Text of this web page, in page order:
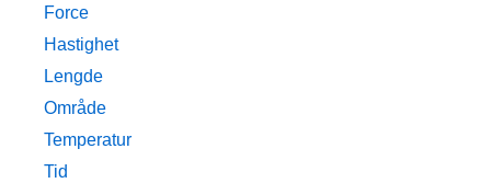
Force
Hastighet
Lengde
Område
Temperatur
Tid